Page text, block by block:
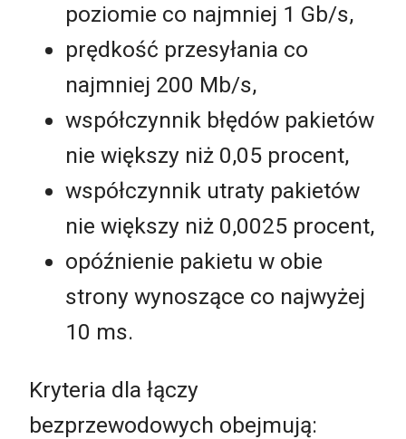
poziomie co najmniej 1 Gb/s,
prędkość przesyłania co
najmniej 200 Mb/s,
współczynnik błędów pakietów
nie większy niż 0,05 procent,
współczynnik utraty pakietów
nie większy niż 0,0025 procent,
opóźnienie pakietu w obie
strony wynoszące co najwyżej
10 ms.
Kryteria dla łączy
bezprzewodowych obejmują: